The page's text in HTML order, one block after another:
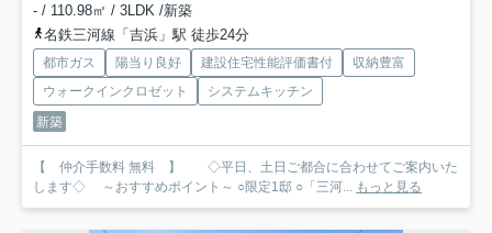
- / 110.98㎡ / 3LDK /新築
名鉄三河線「吉浜」駅 徒歩24分
都市ガス 陽当り良好 建設住宅性能評価書付
収納豊富
ウォークインクロゼット
システムキッチン
新築
【 仲介手数料 無料 】 ◇平日、土日ご都合に合わせてご案内いた
します◇ ～おすすめポイント～ ○限定1邸 ○「三河... もっと見る